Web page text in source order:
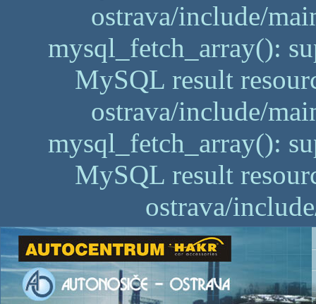
ostrava/include/
mysql_fetch_array():
MySQL result
ostrava/include/
mysql_fetch_array():
MySQL result
ostrava/